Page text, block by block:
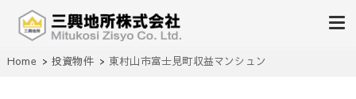
三興地所株式会社
不動産の売買、賃貸、仲介、管理
Home 投資物件 東村山市富士見町収益マンシュン